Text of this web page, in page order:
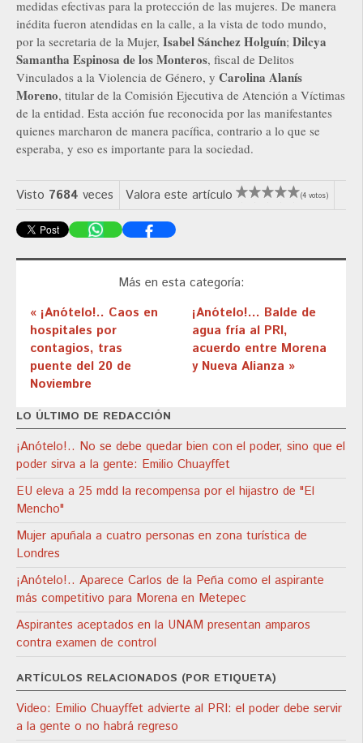
medidas efectivas para la protección de las mujeres. De manera
inédita fueron atendidas en la calle, a la vista de todo mundo,
por la secretaria de la Mujer, Isabel Sánchez Holguín; Dilcya
Samantha Espinosa de los Monteros, fiscal de Delitos
Vinculados a la Violencia de Género, y Carolina Alanís
Moreno, titular de la Comisión Ejecutiva de Atención a Víctimas
de la entidad. Esta acción fue reconocida por las manifestantes
quienes marcharon de manera pacífica, contrario a lo que se
esperaba, y eso es importante para la sociedad.
Visto 7684 veces Valora este artículo (4 votos)
Más en esta categoría:
« ¡Anótelo!.. Caos en
hospitales por
contagios, tras
puente del 20 de
Noviembre
¡Anótelo!... Balde de
agua fría al PRI,
acuerdo entre Morena
y Nueva Alianza »
LO ÚLTIMO DE REDACCIÓN
¡Anótelo!.. No se debe quedar bien con el poder, sino que el
poder sirva a la gente: Emilio Chuayffet
EU eleva a 25 mdd la recompensa por el hijastro de "El
Mencho"
Mujer apuñala a cuatro personas en zona turística de
Londres
¡Anótelo!.. Aparece Carlos de la Peña como el aspirante
más competitivo para Morena en Metepec
Aspirantes aceptados en la UNAM presentan amparos
contra examen de control
ARTÍCULOS RELACIONADOS (POR ETIQUETA)
Video: Emilio Chuayffet advierte al PRI: el poder debe servir
a la gente o no habrá regreso